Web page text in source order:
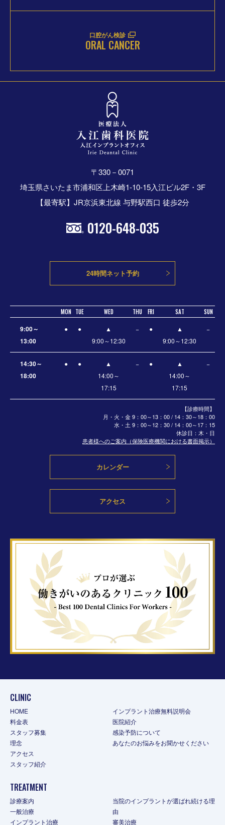
口腔がん検診
ORAL CANCER
〒330－0071
埼玉県さいたま市浦和区上木崎1-10-15入江ビル2F・3F
【最寄駅】JR京浜東北線 与野駅西口 徒歩2分
0120-648-035
24時間ネット予約
MON TUE WED THU FRI SAT SUN
【診療時間】
月・火・金 9：00～13：00 / 14：30～18：00
水・土 9：00～12：30 / 14：00～17：15
休診日：木・日
患者様へのご案内（保険医療機関における書面掲示）
9:00～
13:00
● ●
▲
9:00～12:30
− ●
▲
9:00～12:30
−
14:30～
18:00
● ●
▲
14:00～
17:15
− ●
▲
14:00～
17:15
−
カレンダー
アクセス
CLINIC
HOME
料金表
スタッフ募集
理念
アクセス
スタッフ紹介
インプラント治療無料説明会
医院紹介
感染予防について
あなたのお悩みをお聞かせください
TREATMENT
診療案内
一般治療
インプラント治療
当院のインプラントが選ばれ続ける理
由
審美治療